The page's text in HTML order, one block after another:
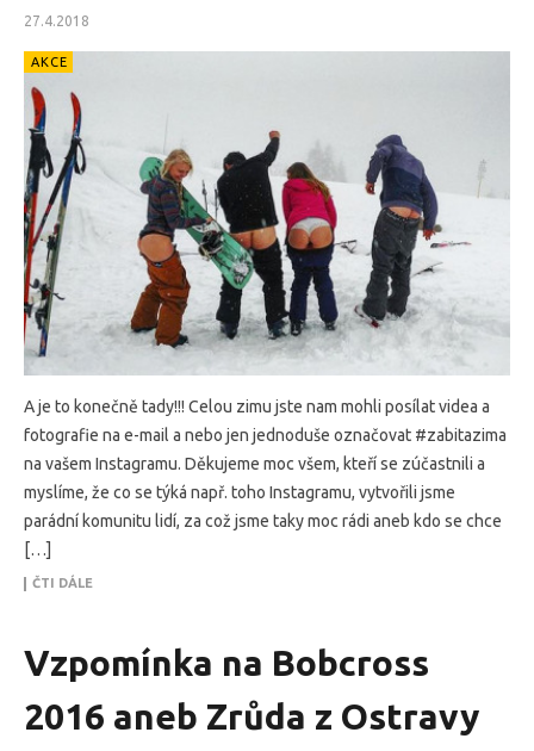
27.4.2018
AKCE
A je to konečně tady!!! Celou zimu jste nam mohli posílat videa a
fotografie na e-mail a nebo jen jednoduše označovat #zabitazima
na vašem Instagramu. Děkujeme moc všem, kteří se zúčastnili a
myslíme, že co se týká např. toho Instagramu, vytvořili jsme
parádní komunitu lidí, za což jsme taky moc rádi aneb kdo se chce
[…]
ČTI DÁLE
Vzpomínka na Bobcross
2016 aneb Zrůda z Ostravy